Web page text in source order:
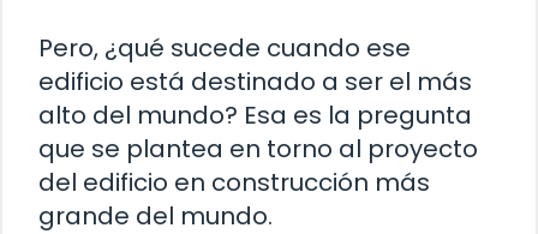
Pero, ¿qué sucede cuando ese
edificio está destinado a ser el más
alto del mundo? Esa es la pregunta
que se plantea en torno al proyecto
del edificio en construcción más
grande del mundo.